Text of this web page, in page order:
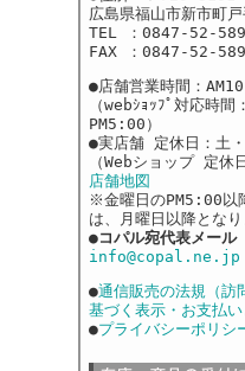
広島県福山市新市町
TEL ：0847-52-
FAX ：0847-52-
●店舗営業時間：
（webｼｮｯﾌﾟ対応時間
PM5:00）
●実店舗 定休日：土
（Webショップ 定休
店舗地図
※金曜日のPM5:00以
は、月曜日以降となり
●コパル宛代表メール
info@copal.ne.jp
●通信販売の法規（訪
基づく表示・お支払
●プライバシーポリシ